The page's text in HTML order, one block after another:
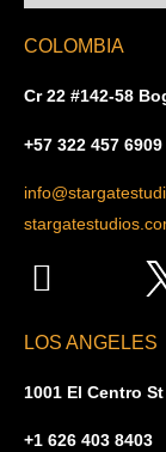
COLOMBIA
Cr 22 #142-58
+57 322 457 6909
LOS ANGELES
1001 El Centro St
+1 626 403 8403